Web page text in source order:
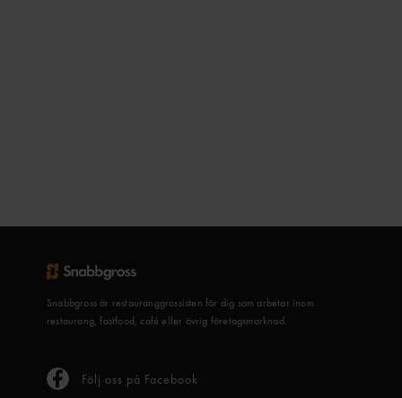
Snabbgross är restauranggrossisten för dig som arbetar inom
restaurang, fastfood, café eller övrig företagsmarknad.
Följ oss på Facebook